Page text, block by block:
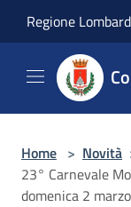
Regione
Home > Novità
23° Carnevale
domenica 2 marzo